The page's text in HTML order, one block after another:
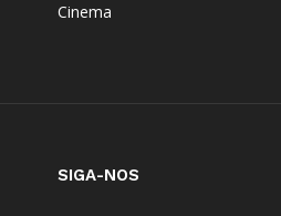
Cinema
SIGA-NOS